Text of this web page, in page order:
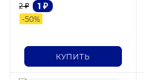
1 ₽
2₽
-50%
КУПИТЬ